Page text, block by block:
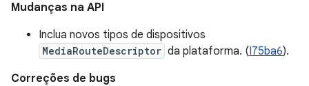
Mudanças na API
Inclua novos tipos de dispositivos
MediaRouteDescriptor da plataforma. (I75ba6).
Correções de bugs